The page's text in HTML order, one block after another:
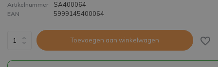
Artikelnummer SA400064
EAN 5999145400064
Toevoegen aan winkelwagen